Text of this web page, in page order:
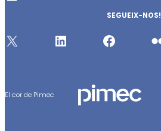
SEGUEIX-NOS!
X https://www.linkedin.com/company/396573 http://www.facebook.com/pages/PIMEC/104006870655 http://www.flickr.com/photos/pimec
El cor de Pimec